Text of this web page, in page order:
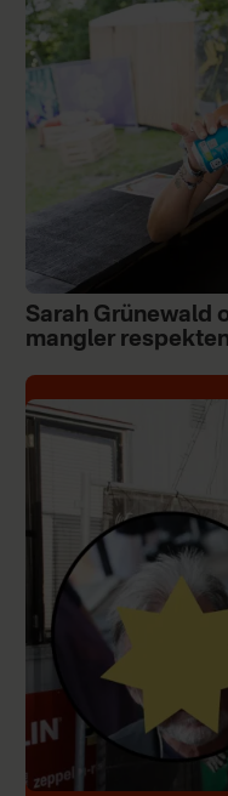
Sarah Grünewald
mangler